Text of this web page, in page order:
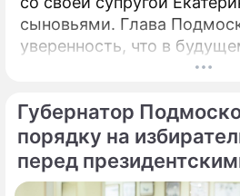
сыновьями. Глава
уверенность, что в
голосования продолжит
пресс-службе
«Выборы — это всегда
Губернатор
порядку на
перед